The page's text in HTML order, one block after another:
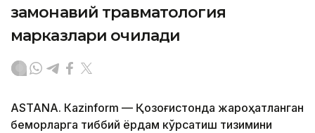
замонавий травматология
марказлари очилади
ASTANА. Кazinform — Қозоғистонда жароҳатланган
беморларга тиббий ёрдам кўрсатиш тизимини